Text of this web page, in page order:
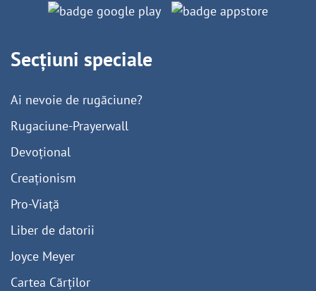
Secțiuni speciale
Ai nevoie de rugăciune?
Rugaciune-Prayerwall
Devoțional
Creaționism
Pro-Viață
Liber de datorii
Joyce Meyer
Cartea Cărților